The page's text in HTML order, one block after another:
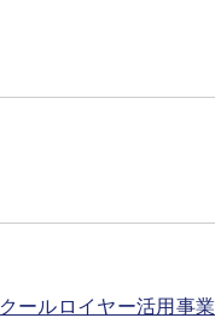
ールロイヤー活用事業